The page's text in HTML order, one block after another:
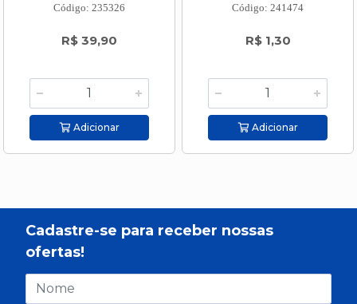
Código: 235326
R$ 39,90
Adicionar
Código: 241474
R$ 1,30
Adicionar
Cadastre-se para receber nossas
ofertas!